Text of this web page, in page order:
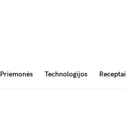
Priemonės Technologijos Receptai